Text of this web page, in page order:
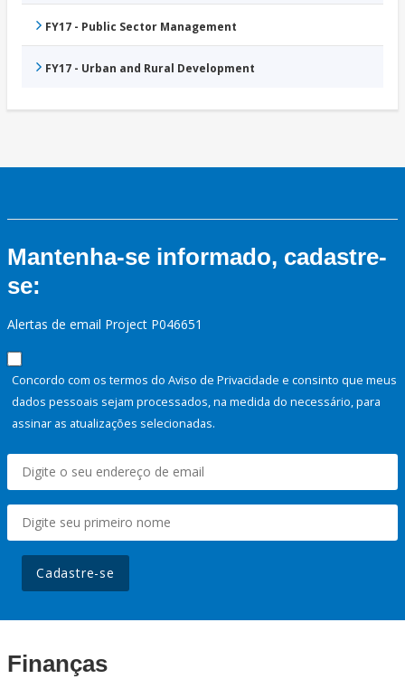
FY17 - Public Sector Management
FY17 - Urban and Rural Development
Mantenha-se informado, cadastre-
se:
Alertas de email Project P046651
Concordo com os termos do Aviso de Privacidade e consinto que meus
dados pessoais sejam processados, na medida do necessário, para
assinar as atualizações selecionadas.
Cadastre-se
Finanças